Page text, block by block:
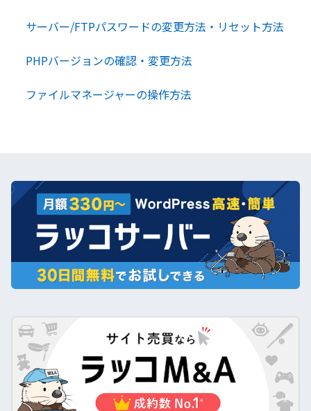
サーバー/FTPパスワードの変更方法・リセット方法
PHPバージョンの確認・変更方法
ファイルマネージャーの操作方法